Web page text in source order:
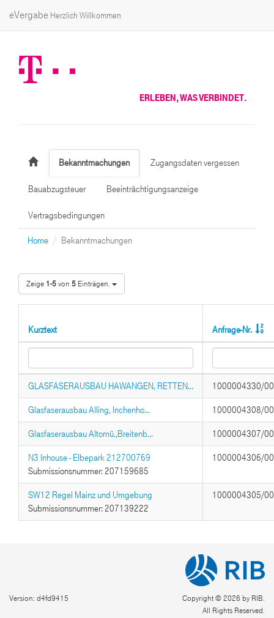
eVergabe Herzlich Willkommen
ERLEBEN, WAS VERBINDET.
Bekanntmachungen Zugangsdaten vergessen
Bauabzugsteuer Beeinträchtigungsanzeige
Vertragsbedingungen
Home Bekanntmachungen
Zeige 1-5von 5 Einträgen.
Kurztext Anfrage-Nr.
GLASFASERAUSBAU HAWANGEN, RETTEN... 1000004330/
Glasfaserausbau Alling, Inchenho... 1000004308/
Glasfaserausbau Altomü.,Breitenb... 1000004307/
N3 Inhouse - Elbepark 212700769
Submissionsnummer: 207159685
1000004306/
SW12 Regel Mainz und Umgebung
Submissionsnummer: 207139222
1000004305/
Version: d4fd9415
Copyright © 2026 by RIB.
All Rights Reserved.